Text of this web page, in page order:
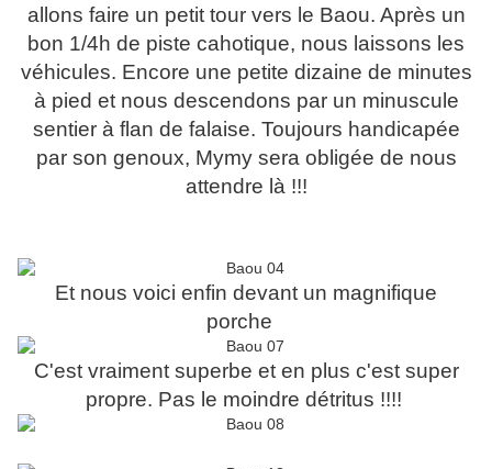
allons faire un petit tour vers le Baou. Après un
bon 1/4h de piste cahotique, nous laissons les
véhicules. Encore une petite dizaine de minutes
à pied et nous descendons par un minuscule
sentier à flan de falaise. Toujours handicapée
par son genoux, Mymy sera obligée de nous
attendre là !!!
Et nous voici enfin devant un magnifique
porche
C'est vraiment superbe et en plus c'est super
propre. Pas le moindre détritus !!!!